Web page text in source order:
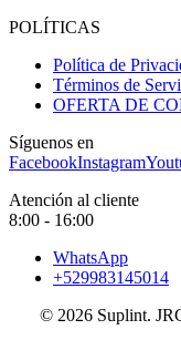
POLÍTICAS
Política de
Términos de
OFERTA DE
Síguenos en
FacebookInstagram
Atención al cliente
8:00 - 16:00
WhatsApp
+529983145014
© 2026 Suplint.